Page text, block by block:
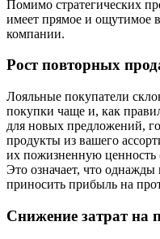
Помимо стратегических
имеет прямое и ощутимое
компании.
Рост повторных
Лояльные покупатели
покупки чаще и, как
для новых предложений,
продукты из вашего
их пожизненную ценность
Это означает, что
приносить прибыль на
Снижение затрат на